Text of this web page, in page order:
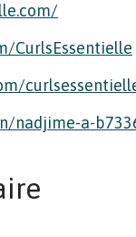
CurlsEssentielle
nadjime-a-